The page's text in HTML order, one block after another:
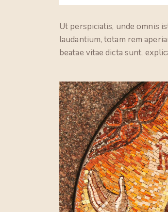
Ut perspiciatis, unde omnis
laudantium, totam rem
beatae vitae dicta sunt,